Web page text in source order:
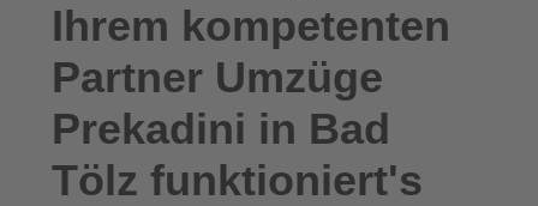
Ihrem kompetenten
Partner Umzüge
Prekadini in Bad
Tölz funktioniert's